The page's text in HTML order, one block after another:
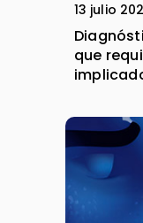
13 julio
que